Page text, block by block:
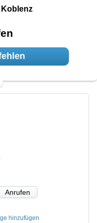
Koblenz
Anrufen
hinzufügen